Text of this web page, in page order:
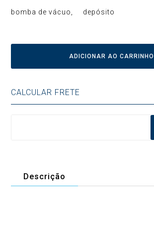
bomba de vácuo depósito
ADICIONAR AO CARRINHO
CALCULAR FRETE
Descrição